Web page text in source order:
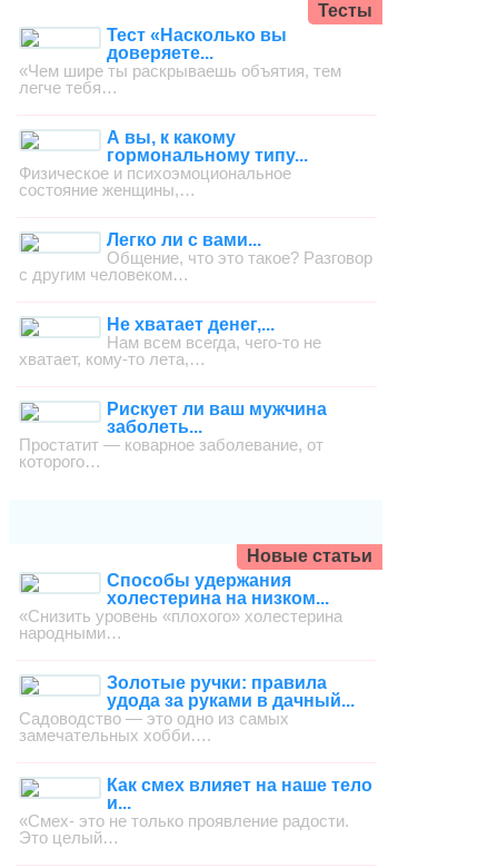
Тесты
Тест «Насколько вы
доверяете...
«Чем шире ты раскрываешь объятия, тем
легче тебя…
А вы, к какому
гормональному типу...
Физическое и психоэмоциональное
состояние женщины,…
Легко ли с вами...
Общение, что это такое? Разговор
с другим человеком…
Не хватает денег,...
Нам всем всегда, чего-то не
хватает, кому-то лета,…
Рискует ли ваш мужчина
заболеть...
Простатит — коварное заболевание, от
которого…
Новые статьи
Способы удержания
холестерина на низком...
«Снизить уровень «плохого» холестерина
народными…
Золотые ручки: правила
удода за руками в дачный...
Садоводство — это одно из самых
замечательных хобби….
Как смех влияет на наше тело
и...
«Смех- это не только проявление радости.
Это целый…